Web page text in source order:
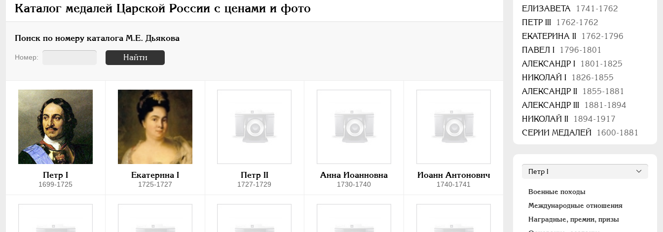
Каталог медалей Царской России с ценами и фото
Поиск по номеру каталога М.Е. Дьякова
Номер: Найти
Пeтр I
1699-1725
Екатерина I
1725-1727
Петр II
1727-1729
Анна Иоанновна
1730-1740
Иоанн Антонович
1740-1741
ЕЛИЗАВЕТА
1741-1762
ПЕТР III
1762-1762
ЕКАТЕРИНА II
1762-1796
ПАВЕЛ I
1796-1801
АЛЕКСАНДР I
1801-1825
НИКОЛАЙ I
1826-1855
АЛЕКСАНДР II
1855-1881
АЛЕКСАНДР III
1881-1894
НИКОЛАЙ II
1894-1917
СЕРИИ МЕДАЛЕЙ
1600-1881
Военные походы
Международные отношения
Наградные, премии, призы